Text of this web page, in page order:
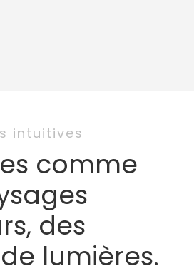
intuitives
comme
des
lumières.